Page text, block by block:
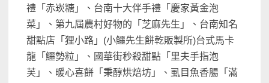
禮「赤崁糖」、台南十大伴手禮「慶家黃金泡
菜」、第九屆農村好物的「芝麻先生」、台南知名
甜點店「狸小路」(小鱷先生餅乾販製所)台式馬卡
龍「鱷勢粒」、國華街秒殺甜點「里夫手指泡
芙」、暖心喜餅「秉醇烘焙坊」、虱目魚香腸「滿